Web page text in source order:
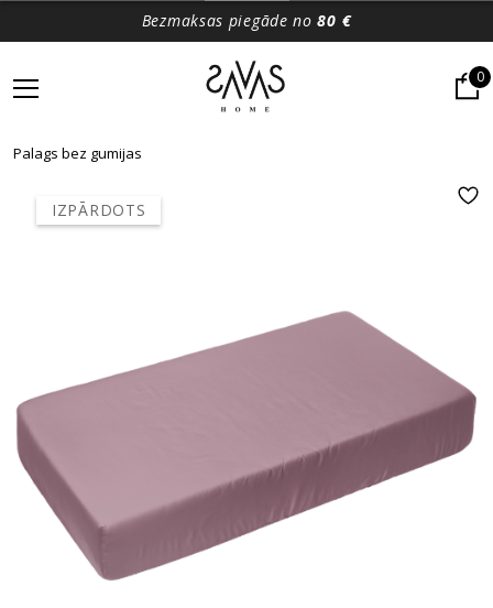
Bezmaksas piegāde no80 €
0
Palags bez gumijas
IZPĀRDOTS